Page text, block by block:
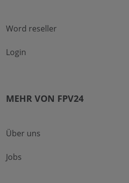
Word reseller
Login
MEHR VON FPV24
Über uns
Jobs